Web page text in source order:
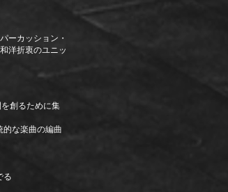
ーカッション・
洋折衷のユニッ
創るために集
的な楽曲の編曲
る